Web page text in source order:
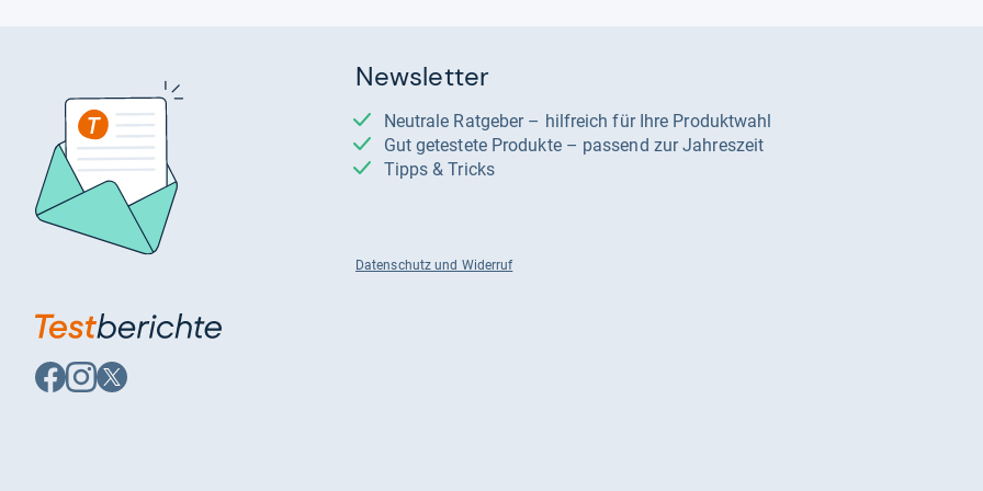
Newsletter
Neutrale Ratgeber – hilfreich für Ihre Produktwahl
Gut getestete Produkte – passend zur Jahreszeit
Tipps & Tricks
Datenschutz und Widerruf
Auf
Facebook
Auf
Instagram
Auf
X